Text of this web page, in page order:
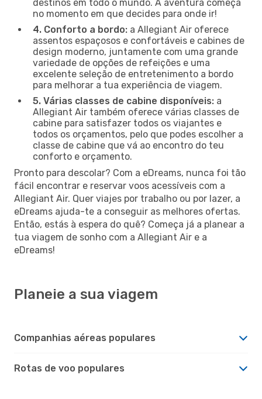
destinos em todo o mundo. A aventura começa
no momento em que decides para onde ir!
4. Conforto a bordo: a Allegiant Air oferece
assentos espaçosos e confortáveis e cabines de
design moderno, juntamente com uma grande
variedade de opções de refeições e uma
excelente seleção de entretenimento a bordo
para melhorar a tua experiência de viagem.
5. Várias classes de cabine disponíveis: a
Allegiant Air também oferece várias classes de
cabine para satisfazer todos os viajantes e
todos os orçamentos, pelo que podes escolher a
classe de cabine que vá ao encontro do teu
conforto e orçamento.
Pronto para descolar? Com a eDreams, nunca foi tão
fácil encontrar e reservar voos acessíveis com a
Allegiant Air. Quer viajes por trabalho ou por lazer, a
eDreams ajuda-te a conseguir as melhores ofertas.
Então, estás à espera do quê? Começa já a planear a
tua viagem de sonho com a Allegiant Air e a
eDreams!
Planeie a sua viagem
Companhias aéreas populares
Rotas de voo populares